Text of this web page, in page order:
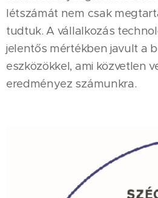
létszámát nem csak
tudtuk. A vállalkozás
jelentős mértékben javult a
eszközökkel, ami közvetlen
eredményez számunkra.